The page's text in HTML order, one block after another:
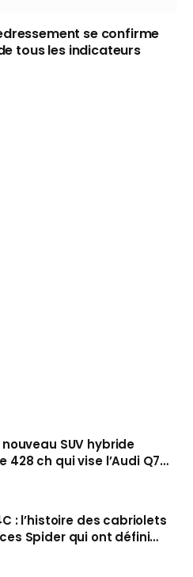
se confirme
tous les indicateurs
SUV hybride
428 ch qui vise l’Audi Q7
cet automne
: l’histoire des cabriolets
Spider qui ont défini
cheveux au vent